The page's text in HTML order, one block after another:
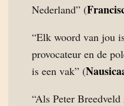
Nederland” (
“Elk woord van jou
provocateur en de
is een vak” (
“Als Peter